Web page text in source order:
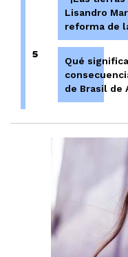
Lisandro
reforma de
5
Qué
de Brasil de